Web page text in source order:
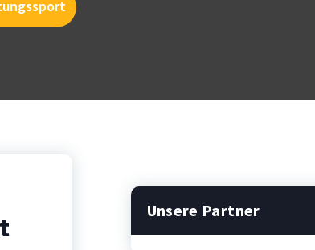
Unsere Partner